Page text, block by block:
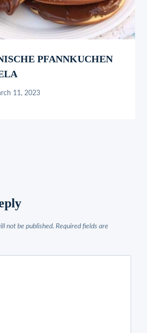
PFANNKUCHEN
11, 2023
not be published. Required fields are